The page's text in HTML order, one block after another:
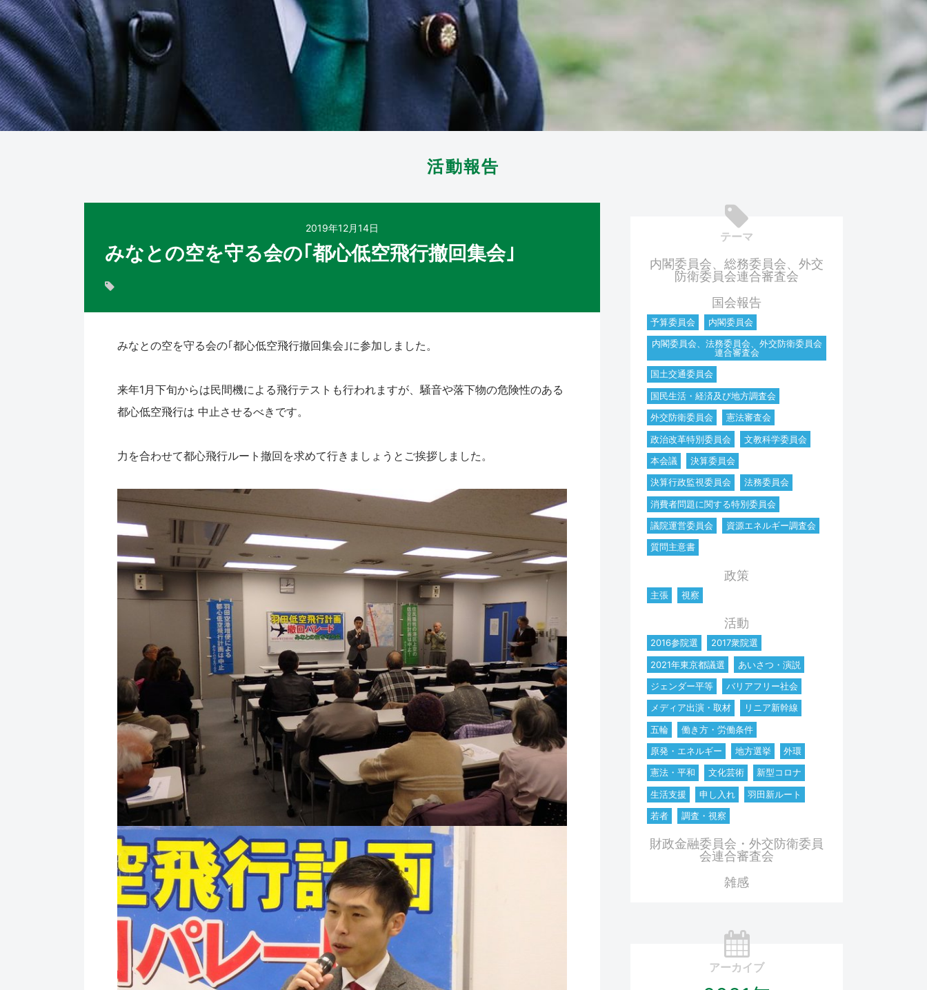
活動報告
2019年12月14日
みなとの空を守る会の｢都心低空飛行撤回集会｣
みなとの空を守る会の｢都心低空飛行撤回集会｣に参加しました。
来年1月下旬からは民間機による飛行テストも行われますが、騒音や落下物の危険性のある
都心低空飛行は 中止させるべきです。
力を合わせて都心飛行ルート撤回を求めて行きましょうとご挨拶しました。
テーマ
内閣委員会、総務委員会、外交
防衛委員会連合審査会
国会報告
予算委員会
内閣委員会
内閣委員会、法務委員会、外交防衛委員会
連合審査会
国土交通委員会
国民生活・経済及び地方調査会
外交防衛委員会
憲法審査会
政治改革特別委員会
文教科学委員会
本会議
決算委員会
決算行政監視委員会
法務委員会
消費者問題に関する特別委員会
議院運営委員会
資源エネルギー調査会
質問主意書
政策
主張 視察
活動
2016参院選
2017衆院選
2021年東京都議選
あいさつ・演説
ジェンダー平等
バリアフリー社会
メディア出演・取材
リニア新幹線
五輪
働き方・労働条件
原発・エネルギー
地方選挙
外環
憲法・平和
文化芸術
新型コロナ
生活支援
申し入れ
羽田新ルート
若者
調査・視察
財政金融委員会・外交防衛委員
会連合審査会
雑感
アーカイブ